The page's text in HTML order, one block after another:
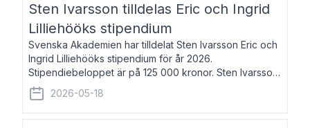
Sten Ivarsson tilldelas Eric och Ingrid
Lilliehööks stipendium
Svenska Akademien har tilldelat Sten Ivarsson Eric och
Ingrid Lilliehööks stipendium för år 2026.
Stipendiebeloppet är på 125 000 kronor. Sten Ivarsson,
född 1979, är mediateksamordnare vid
Söderslättsgymnasiet i Trelleborg. Här har han på
2026-05-18